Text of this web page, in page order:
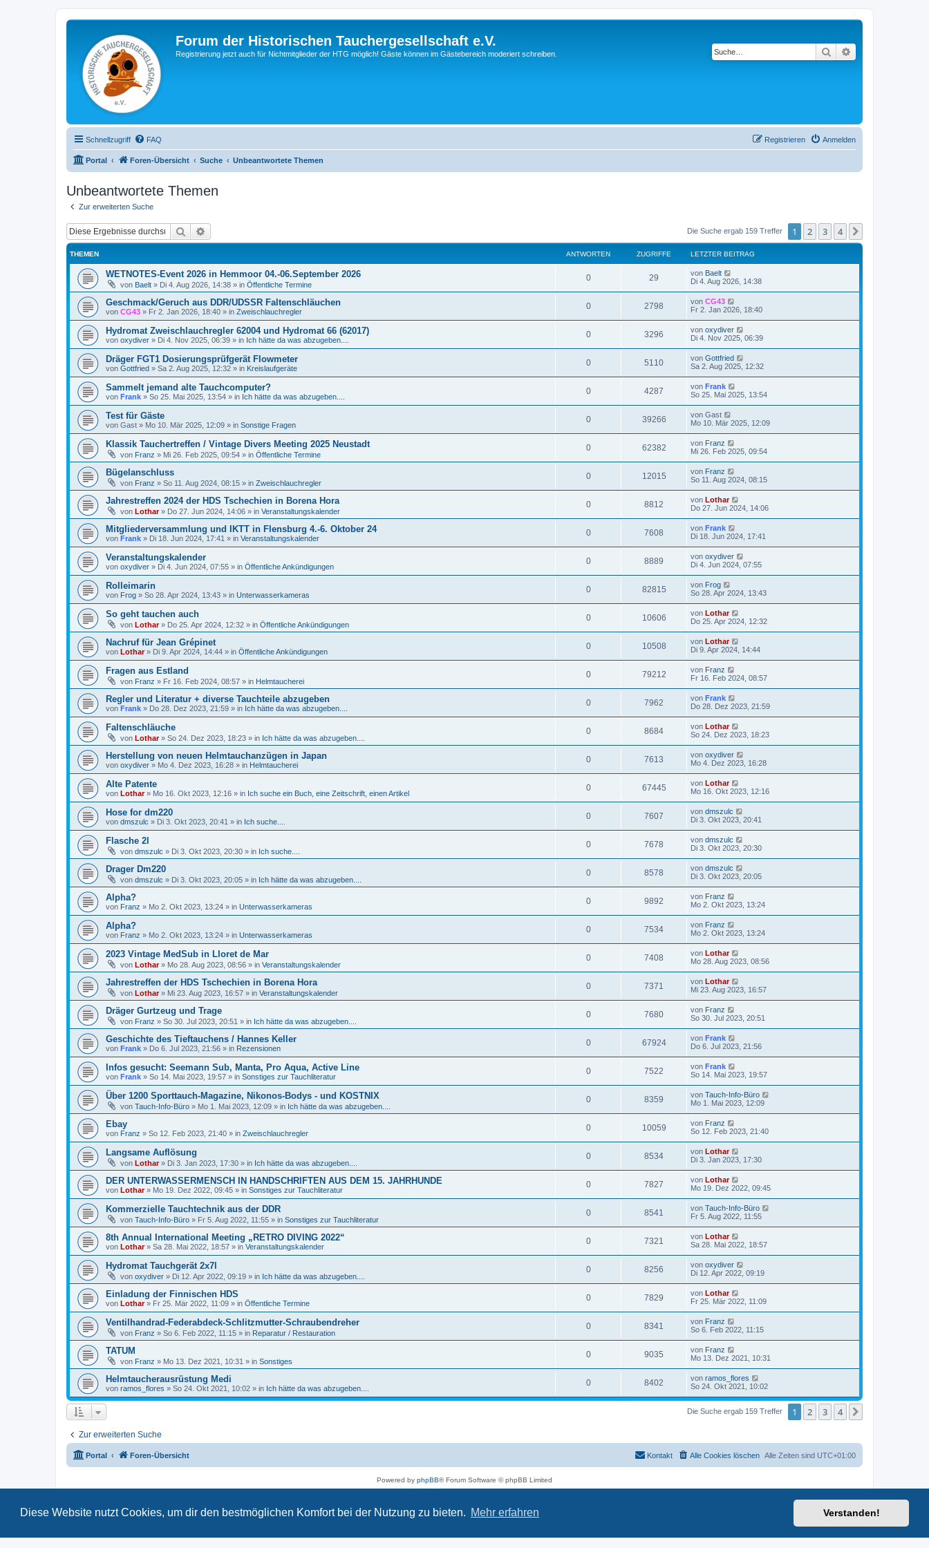
Diese Website nutzt Cookies, um dir den bestmöglichen Komfort bei der Nutzung zu bieten. Mehr erfahren Verstanden!
Forum der Historischen Tauchergesellschaft e.V.
Registrierung jetzt auch für Nichtmitglieder der HTG möglich! Gäste können im Gästebereich moderiert schreiben. Suche
Schnellzugriff FAQ Anmelden
Registrieren
Portal Foren-Übersicht Suche Unbeantwortete Themen
Unbeantwortete Themen
Zur erweiterten Suche
Suche Die Suche ergab 159 Treffer 1 2 3 4
THEMEN ANTWORTEN ZUGRIFFE LETZTER BEITRAG
WETNOTES-Event 2026 in Hemmoor 04.-06.September 2026
von Baelt » Di 4. Aug 2026, 14:38 » in Öffentliche Termine
0 29 von Baelt
Di 4. Aug 2026, 14:38
Geschmack/Geruch aus DDR/UDSSR Faltenschläuchen
von CG43 » Fr 2. Jan 2026, 18:40 » in Zweischlauchregler
0 2798 von CG43
Fr 2. Jan 2026, 18:40
Hydromat Zweischlauchregler 62004 und Hydromat 66 (62017)
von oxydiver » Di 4. Nov 2025, 06:39 » in Ich hätte da was abzugeben....
0 3296 von oxydiver
Di 4. Nov 2025, 06:39
Dräger FGT1 Dosierungsprüfgerät Flowmeter
von Gottfried » Sa 2. Aug 2025, 12:32 » in Kreislaufgeräte
0 5110 von Gottfried
Sa 2. Aug 2025, 12:32
Sammelt jemand alte Tauchcomputer?
von Frank » So 25. Mai 2025, 13:54 » in Ich hätte da was abzugeben....
0 4287 von Frank
So 25. Mai 2025, 13:54
Test für Gäste
von Gast » Mo 10. Mär 2025, 12:09 » in Sonstige Fragen
0 39266 von Gast
Mo 10. Mär 2025, 12:09
Klassik Tauchertreffen / Vintage Divers Meeting 2025 Neustadt
von Franz » Mi 26. Feb 2025, 09:54 » in Öffentliche Termine
0 62382 von Franz
Mi 26. Feb 2025, 09:54
Bügelanschluss
von Franz » So 11. Aug 2024, 08:15 » in Zweischlauchregler
0 12015 von Franz
So 11. Aug 2024, 08:15
Jahrestreffen 2024 der HDS Tschechien in Borena Hora
von Lothar» Do 27. Jun 2024, 14:06 » in Veranstaltungskalender
0 8812 von Lothar
Do 27. Jun 2024, 14:06
Mitgliederversammlung und IKTT in Flensburg 4.-6. Oktober 24
von Frank » Di 18. Jun 2024, 17:41 » in Veranstaltungskalender
0 7608 von Frank
Di 18. Jun 2024, 17:41
Veranstaltungskalender
von oxydiver » Di 4. Jun 2024, 07:55 » in Öffentliche Ankündigungen
0 8889 von oxydiver
Di 4. Jun 2024, 07:55
Rolleimarin
von Frog » So 28. Apr 2024, 13:43 » in Unterwasserkameras
0 82815 von Frog
So 28. Apr 2024, 13:43
So geht tauchen auch
von Lothar» Do 25. Apr 2024, 12:32 » in Öffentliche Ankündigungen
0 10606 von Lothar
Do 25. Apr 2024, 12:32
Nachruf für Jean Grépinet
von Lothar» Di 9. Apr 2024, 14:44 » in Öffentliche Ankündigungen
0 10508 von Lothar
Di 9. Apr 2024, 14:44
Fragen aus Estland
von Franz » Fr 16. Feb 2024, 08:57 » in Helmtaucherei
0 79212 von Franz
Fr 16. Feb 2024, 08:57
Regler und Literatur + diverse Tauchteile abzugeben
von Frank » Do 28. Dez 2023, 21:59 » in Ich hätte da was abzugeben....
0 7962 von Frank
Do 28. Dez 2023, 21:59
Faltenschläuche
von Lothar» So 24. Dez 2023, 18:23 » in Ich hätte da was abzugeben....
0 8684 von Lothar
So 24. Dez 2023, 18:23
Herstellung von neuen Helmtauchanzügen in Japan
von oxydiver » Mo 4. Dez 2023, 16:28 » in Helmtaucherei
0 7613 von oxydiver
Mo 4. Dez 2023, 16:28
Alte Patente
von Lothar» Mo 16. Okt 2023, 12:16 » in Ich suche ein Buch, eine Zeitschrift, einen Artikel
0 67445 von Lothar
Mo 16. Okt 2023, 12:16
Hose for dm220
von dmszulc » Di 3. Okt 2023, 20:41 » in Ich suche....
0 7607 von dmszulc
Di 3. Okt 2023, 20:41
Flasche 2l
von dmszulc » Di 3. Okt 2023, 20:30 » in Ich suche....
0 7678 von dmszulc
Di 3. Okt 2023, 20:30
Drager Dm220
von dmszulc » Di 3. Okt 2023, 20:05 » in Ich hätte da was abzugeben....
0 8578 von dmszulc
Di 3. Okt 2023, 20:05
Alpha?
von Franz » Mo 2. Okt 2023, 13:24 » in Unterwasserkameras
0 9892 von Franz
Mo 2. Okt 2023, 13:24
Alpha?
von Franz » Mo 2. Okt 2023, 13:24 » in Unterwasserkameras
0 7534 von Franz
Mo 2. Okt 2023, 13:24
2023 Vintage MedSub in Lloret de Mar
von Lothar» Mo 28. Aug 2023, 08:56 » in Veranstaltungskalender
0 7408 von Lothar
Mo 28. Aug 2023, 08:56
Jahrestreffen der HDS Tschechien in Borena Hora
von Lothar» Mi 23. Aug 2023, 16:57 » in Veranstaltungskalender
0 7371 von Lothar
Mi 23. Aug 2023, 16:57
Dräger Gurtzeug und Trage
von Franz » So 30. Jul 2023, 20:51 » in Ich hätte da was abzugeben....
0 7680 von Franz
So 30. Jul 2023, 20:51
Geschichte des Tieftauchens / Hannes Keller
von Frank » Do 6. Jul 2023, 21:56 » in Rezensionen
0 67924 von Frank
Do 6. Jul 2023, 21:56
Infos gesucht: Seemann Sub, Manta, Pro Aqua, Active Line
von Frank » So 14. Mai 2023, 19:57 » in Sonstiges zur Tauchliteratur
0 7522 von Frank
So 14. Mai 2023, 19:57
Über 1200 Sporttauch-Magazine, Nikonos-Bodys - und KOSTNIX
von Tauch-Info-Büro » Mo 1. Mai 2023, 12:09 » in Ich hätte da was abzugeben....
0 8359 von Tauch-Info-Büro
Mo 1. Mai 2023, 12:09
Ebay
von Franz » So 12. Feb 2023, 21:40 » in Zweischlauchregler
0 10059 von Franz
So 12. Feb 2023, 21:40
Langsame Auflösung
von Lothar» Di 3. Jan 2023, 17:30 » in Ich hätte da was abzugeben....
0 8534 von Lothar
Di 3. Jan 2023, 17:30
DER UNTERWASSERMENSCH IN HANDSCHRIFTEN AUS DEM 15. JAHRHUNDE
von Lothar» Mo 19. Dez 2022, 09:45 » in Sonstiges zur Tauchliteratur
0 7827 von Lothar
Mo 19. Dez 2022, 09:45
Kommerzielle Tauchtechnik aus der DDR
von Tauch-Info-Büro » Fr 5. Aug 2022, 11:55 » in Sonstiges zur Tauchliteratur
0 8541 von Tauch-Info-Büro
Fr 5. Aug 2022, 11:55
8th Annual International Meeting „RETRO DIVING 2022“
von Lothar» Sa 28. Mai 2022, 18:57 » in Veranstaltungskalender
0 7321 von Lothar
Sa 28. Mai 2022, 18:57
Hydromat Tauchgerät 2x7l
von oxydiver » Di 12. Apr 2022, 09:19 » in Ich hätte da was abzugeben....
0 8256 von oxydiver
Di 12. Apr 2022, 09:19
Einladung der Finnischen HDS
von Lothar» Fr 25. Mär 2022, 11:09 » in Öffentliche Termine
0 7829 von Lothar
Fr 25. Mär 2022, 11:09
Ventilhandrad-Federabdeck-Schlitzmutter-Schraubendreher
von Franz » So 6. Feb 2022, 11:15 » in Reparatur / Restauration
0 8341 von Franz
So 6. Feb 2022, 11:15
TATUM
von Franz » Mo 13. Dez 2021, 10:31 » in Sonstiges
0 9035 von Franz
Mo 13. Dez 2021, 10:31
Helmtaucherausrüstung Medi
von ramos_flores » So 24. Okt 2021, 10:02 » in Ich hätte da was abzugeben....
0 8402 von ramos_flores
So 24. Okt 2021, 10:02
Die Suche ergab 159 Treffer 1 2 3 4
Zur erweiterten Suche
Portal Foren-Übersicht Alle Zeiten sind UTC+01:00
Alle Cookies löschen
Kontakt
Powered by phpBB® Forum Software © phpBB Limited